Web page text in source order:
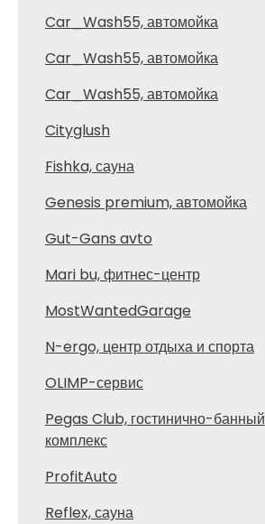
Car_Wash55, автомойка
Car_Wash55, автомойка
Car_Wash55, автомойка
Cityglush
Fishka, сауна
Genesis premium, автомойка
Gut-Gans avto
Mari bu, фитнес-центр
MostWantedGarage
N-ergo, центр отдыха и спорта
OLIMP-сервис
Pegas Club, гостинично-банный
комплекс
ProfitAuto
Reflex, сауна